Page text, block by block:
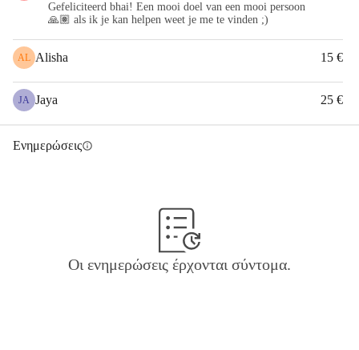
Gefeliciteerd bhai! Een mooi doel van een mooi persoon
🙏🏽 als ik je kan helpen weet je me te vinden ;)
AL Alisha 15 €
JA Jaya 25 €
Ενημερώσειςinfo
Οι ενημερώσεις έρχονται σύντομα.